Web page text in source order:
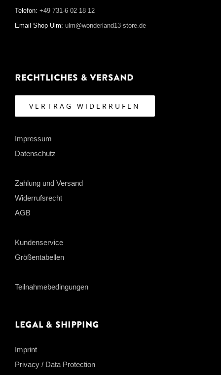
Telefon: +49 731-6 02 18 12
Email Shop Ulm: ulm@wonderland13-store.de
Rechtliches & Versand
VERTRAG WIDERRUFEN
Impressum
Datenschutz
Zahlung und Versand
Widerrufsrecht
AGB
Kundenservice
Größentabellen
Teilnahmebedingungen
Legal & Shipping
Imprint
Privacy / Data Protection